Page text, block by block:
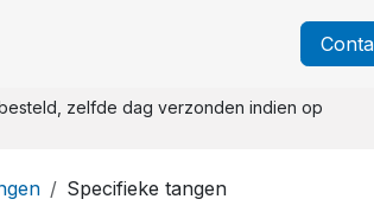
zelfde dag verzonden indien op
Specifieke tangen